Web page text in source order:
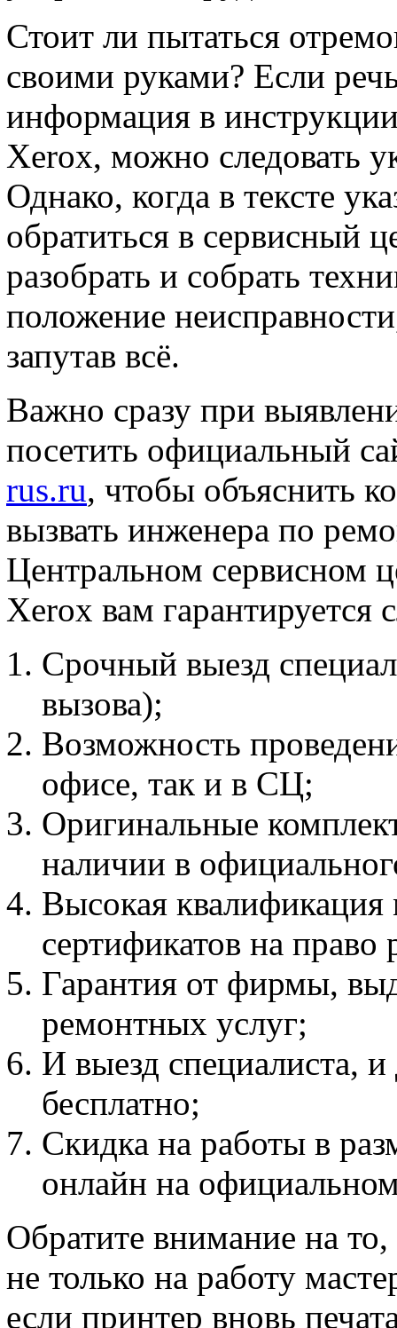
Стоит ли пытаться
своими руками? Если
информация в
Xerox, можно следовать
Однако, когда в тексте
обратиться в сервисный
разобрать и собрать
положение
запутав всё.
Важно сразу при
посетить официальный
rus.ru, чтобы объяснить
вызвать инженера по
Центральном сервисном
Xerox вам гарантируется
Срочный выезд
вызова);
Возможность
офисе, так и в СЦ;
Оригинальные
наличии в
Высокая квалификация
сертификатов на
Гарантия от фирмы,
ремонтных услуг;
И выезд специалиста, и
бесплатно;
Скидка на работы в
онлайн на
Обратите внимание на то,
не только на работу
если принтер вновь